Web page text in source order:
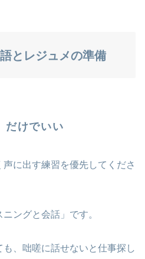
とレジュメの準備
だけでいい
に出す練習を優先してくださ
ングと会話」です。
、咄嗟に話せないと仕事探し